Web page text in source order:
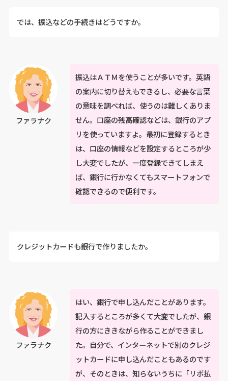
では、振込などの手続きはどうですか。
ファラナク
振込はＡＴＭを使うことが多いです。英語
の案内に切り替えもできるし、必要な言葉
の意味を調べれば、使うのは難しくありま
せん。口座の残高確認などは、銀行のアプ
リを使っていますよ。最初に登録するとき
は、口座の情報などを設定するところが少
し大変でしたが、一度登録できてしまえ
ば、銀行に行かなくてもスマートフォンで
確認できるので便利です。
クレジットカードも銀行で作りましたか。
ファラナク
はい、銀行で申し込んだことがあります。
記入するところが多くて大変でしたが、銀
行の方にききながら作ることができまし
た。自分で、インターネットで別のクレジ
ットカードに申し込んだこともあるのです
が、そのときは、知らないうちに「リボ払